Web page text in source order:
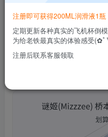
B哥情报局-产品指南针
2个月前更新
谜姬(Mizzzee)
注册即可获得200ML润滑液1瓶
定期更新各种真实的飞机杯倒
为给老铁最真实的体验感受(✿
注册后联系客服领取